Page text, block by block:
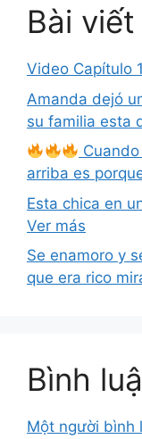
Bài
Video Capítulo
Amanda dejó
su familia esta
arriba es
Esta chica en
Ver más
Se enamoro y
que era rico
Bình
Một người bình